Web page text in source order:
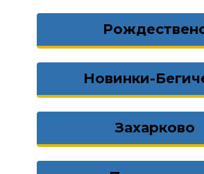
Новинки-
Захарково